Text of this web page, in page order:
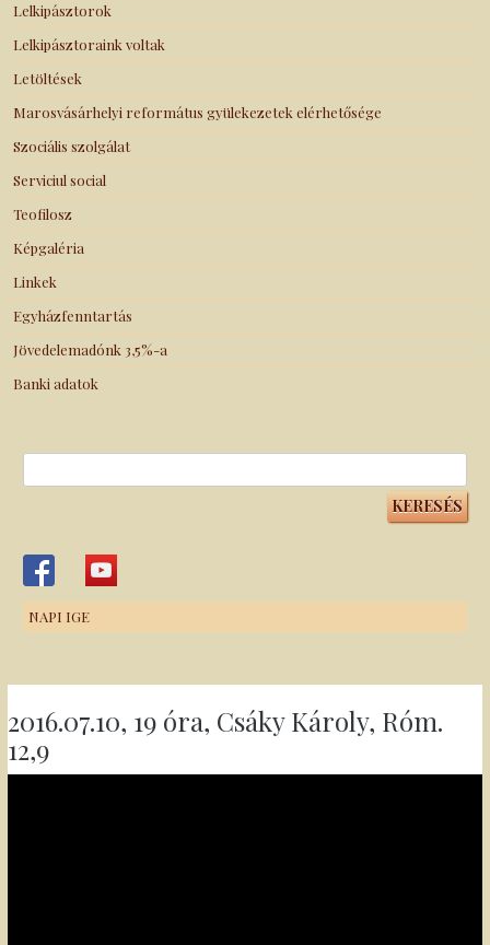
Lelkipásztorok
Lelkipásztoraink voltak
Letöltések
Marosvásárhelyi református gyülekezetek elérhetősége
Szociális szolgálat
Serviciul social
Teofilosz
Képgaléria
Linkek
Egyházfenntartás
Jövedelemadónk 3,5%-a
Banki adatok
NAPI IGE
2016.07.10, 19 óra, Csáky Károly, Róm.
12,9